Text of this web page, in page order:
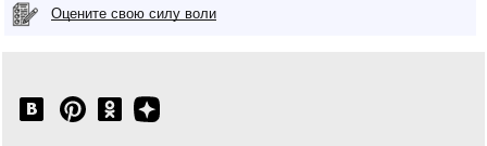
Оцените свою силу воли